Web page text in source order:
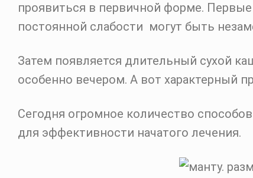
проявиться в первичной форме.
постоянной слабости могут быть
Затем появляется длительный сухой
особенно вечером. А вот характерный
Сегодня огромное количество
для эффективности начатого лечения.